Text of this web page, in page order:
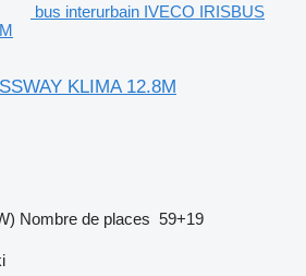
bus interurbain IVECO IRISBUS
KLIMA 12.8M
Nombre de places 59+19